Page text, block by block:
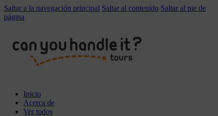
Saltar a la navegación principal Saltar al contenido Saltar al pie de
página
Inicio
Acerca de
Ver todos